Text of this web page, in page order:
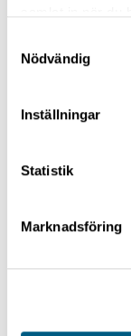
Nödvändig
Inställningar
Statistik
Marknadsföring